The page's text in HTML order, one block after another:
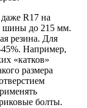
R17 на
шины до 215 мм.
резина. Для
Например,
«катков»
размера
болты.